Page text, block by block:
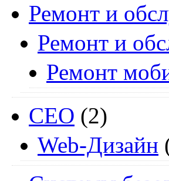
Ремонт и
Ремонт и
Ремонт
СЕО (2)
Web-Дизайн